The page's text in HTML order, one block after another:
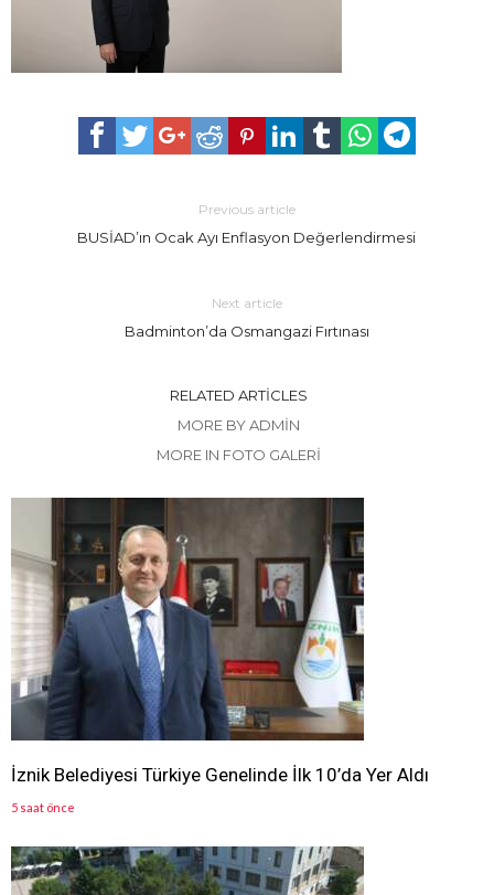
Previous article
BUSİAD’ın Ocak Ayı Enflasyon Değerlendirmesi
Next article
Badminton’da Osmangazi Fırtınası
RELATED ARTICLES
MORE BY ADMIN
MORE IN FOTO GALERİ
İznik Belediyesi Türkiye Genelinde İlk 10’da Yer Aldı
5 saat önce